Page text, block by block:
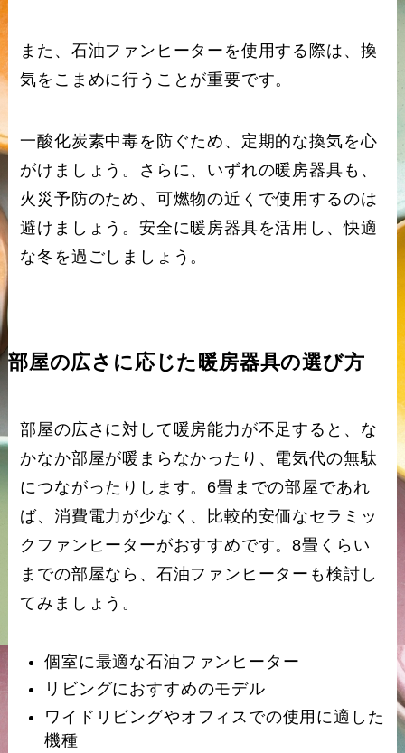
また、石油ファンヒーターを使用する際は、換
気をこまめに行うことが重要です。
一酸化炭素中毒を防ぐため、定期的な換気を心
がけましょう。さらに、いずれの暖房器具も、
火災予防のため、可燃物の近くで使用するのは
避けましょう。安全に暖房器具を活用し、快適
な冬を過ごしましょう。
部屋の広さに応じた暖房器具の選び方
部屋の広さに対して暖房能力が不足すると、な
かなか部屋が暖まらなかったり、電気代の無駄
につながったりします。6畳までの部屋であれ
ば、消費電力が少なく、比較的安価なセラミッ
クファンヒーターがおすすめです。8畳くらい
までの部屋なら、石油ファンヒーターも検討し
てみましょう。
個室に最適な石油ファンヒーター
リビングにおすすめのモデル
ワイドリビングやオフィスでの使用に適した
機種